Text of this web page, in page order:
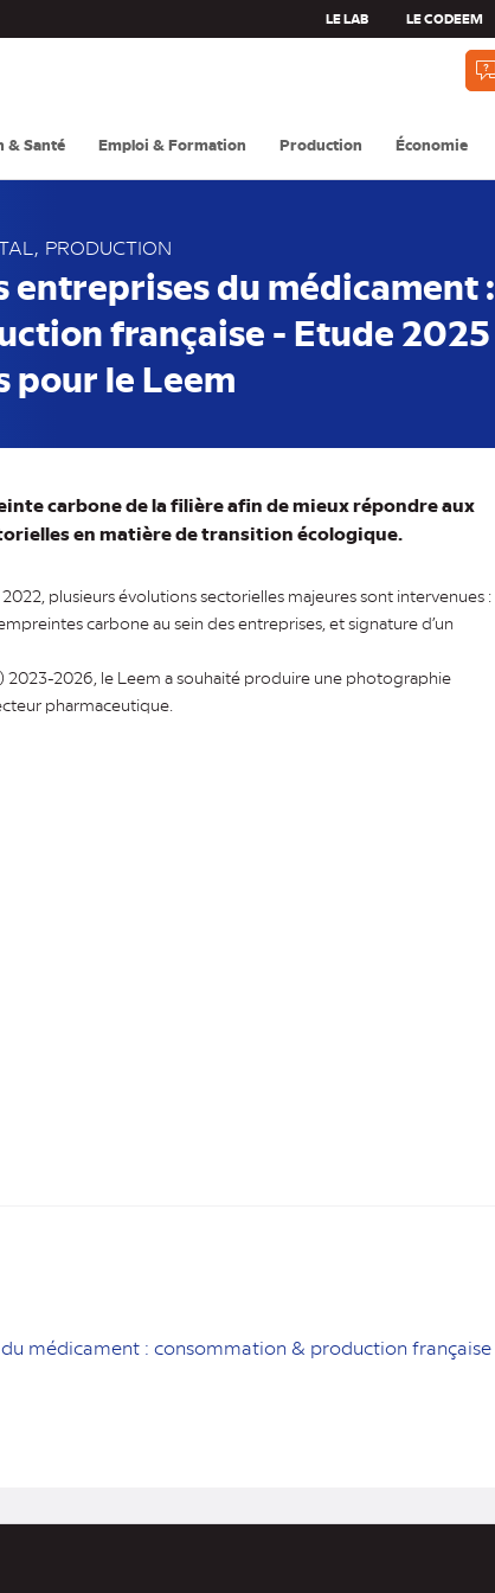
LE LAB LE CODEEM
& Santé Emploi & Formation Production Économie
PRODUCTION
entreprises du médicament :
française - Etude 2025
pour le Leem
carbone de la filière afin de mieux répondre aux
en matière de transition écologique.
plusieurs évolutions sectorielles majeures sont intervenues :
carbone au sein des entreprises, et signature d’un
2023-2026, le Leem a souhaité produire une photographie
pharmaceutique.
médicament : consommation & production française